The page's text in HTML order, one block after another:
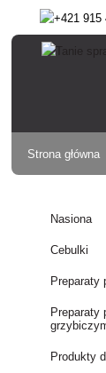
Strona główna
Nasiona
Cebulki
Preparaty
Preparaty
Produkty